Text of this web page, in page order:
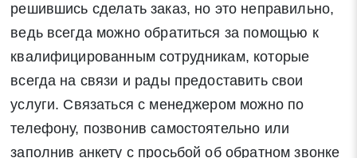
решившись сделать заказ, но это неправильно,
ведь всегда можно обратиться за помощью к
квалифицированным сотрудникам, которые
всегда на связи и рады предоставить свои
услуги. Связаться с менеджером можно по
телефону, позвонив самостоятельно или
заполнив анкету с просьбой об обратном звонке